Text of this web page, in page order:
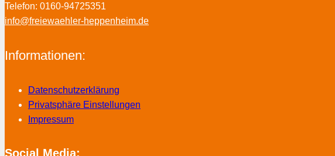
Telefon: 0160-94725351
info@freiewaehler-heppenheim.de
Informationen:
Datenschutzerklärung
Privatsphäre Einstellungen
Impressum
Social Media: